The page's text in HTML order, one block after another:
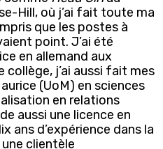
Hill, où j’ai fait toute ma
que les postes à
point. J’ai été
en allemand aux
collège, j’ai aussi fait mes
(UoM) en sciences
en relations
aussi une licence en
ans d’expérience dans la
clientèle